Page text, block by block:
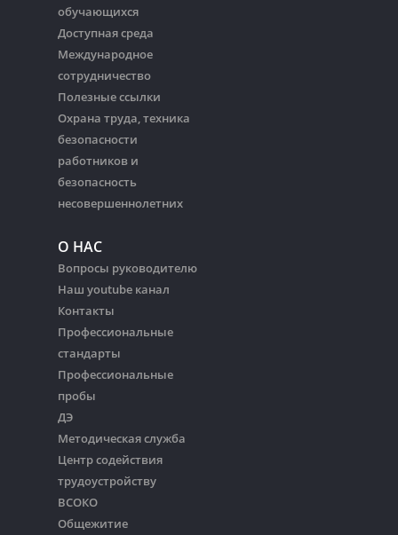
обучающихся
Доступная среда
Международное
сотрудничество
Полезные ссылки
Охрана труда, техника
безопасности
работников и
безопасность
несовершеннолетних
О НАС
Вопросы руководителю
Наш youtube канал
Контакты
Профессиональные
стандарты
Профессиональные
пробы
ДЭ
Методическая служба
Центр содействия
трудоустройству
ВСОКО
Общежитие